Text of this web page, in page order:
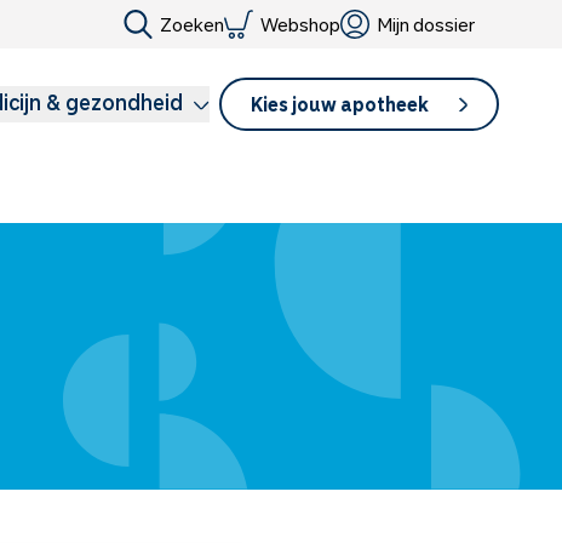
Zoeken Webshop Mijn dossier
& gezondheid Kies jouw apotheek